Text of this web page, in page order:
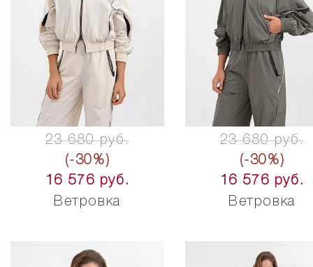
23 680 руб.
(-30%)
16 576 руб.
Ветровка
23 680 руб.
(-30%)
16 576 руб.
Ветровка